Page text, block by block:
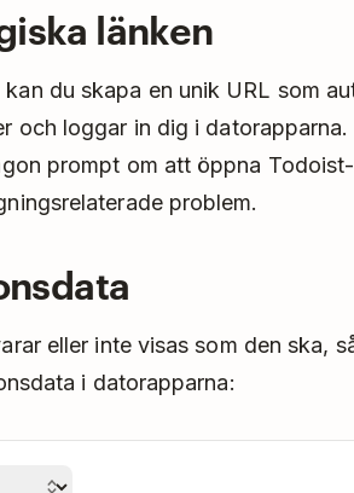
länken
kan du skapa en unik URL som
och loggar in dig i datorapparna.
prompt om att öppna
problem.
eller inte visas som den ska,
i datorapparna: